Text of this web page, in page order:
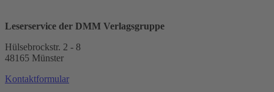
Leserservice der DMM Verlagsgruppe
Hülsebrockstr. 2 - 8
48165 Münster
Kontaktformular